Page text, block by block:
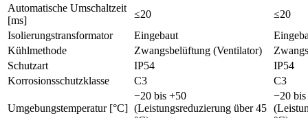
Automatische Umschaltzeit
[ms]
≤20
≤20
Isolierungstransformator
Eingebaut
Kühlmethode
Zwangsbelüftung (Ventilator)
Schutzart
IP54
IP54
Korrosionsschutzklasse
C3 C3
Umgebungstemperatur [°C]
−20 bis +50
(Leistungsreduzierung über 45
−20